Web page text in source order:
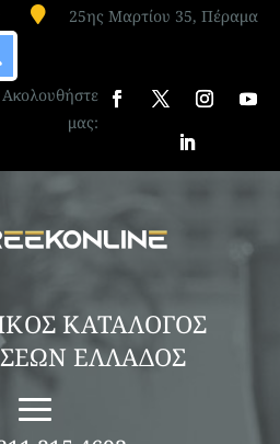
 25ης Μαρτίου 35, Πέραμα
Ακολουθήστε
μας:
ΚΑΤΑΛΟΓΟΣ
ΕΛΛΑΔΟΣ